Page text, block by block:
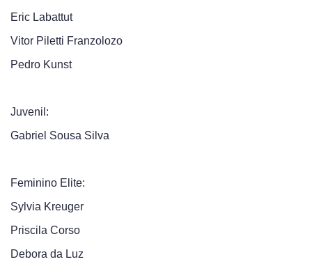
Eric Labattut
Vitor Piletti Franzolozo
Pedro Kunst
Juvenil:
Gabriel Sousa Silva
Feminino Elite:
Sylvia Kreuger
Priscila Corso
Debora da Luz